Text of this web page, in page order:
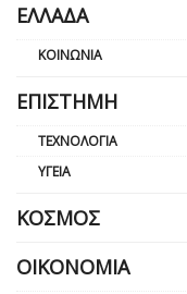
ΕΛΛΆΔΑ
ΚΟΙΝΩΝΊΑ
ΕΠΙΣΤΉΜΗ
ΤΕΧΝΟΛΟΓΊΑ
ΥΓΕΊΑ
ΚΌΣΜΟΣ
ΟΙΚΟΝΟΜΊΑ